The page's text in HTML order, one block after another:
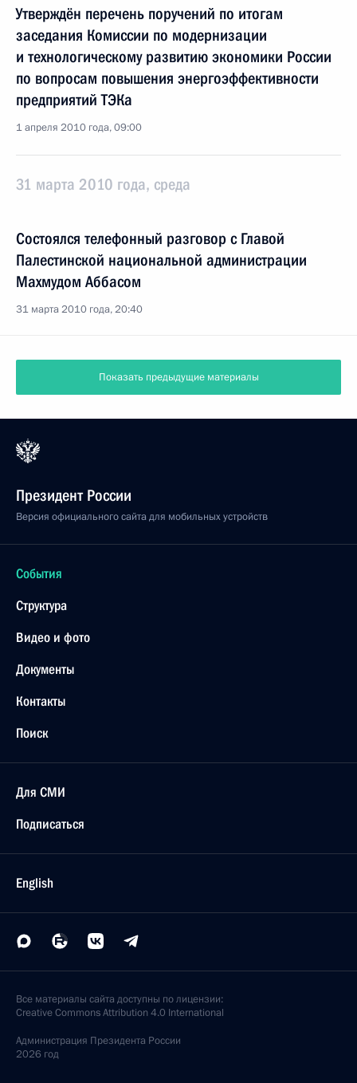
Утверждён перечень поручений по итогам
заседания Комиссии по модернизации
и технологическому развитию экономики России
по вопросам повышения энергоэффективности
предприятий ТЭКа
1 апреля 2010 года, 09:00
31 марта 2010 года, среда
Состоялся телефонный разговор с Главой
Палестинской национальной администрации
Махмудом Аббасом
31 марта 2010 года, 20:40
Показать предыдущие материалы
Президент России
Версия официального сайта для мобильных устройств
События
Структура
Видео и фото
Документы
Контакты
Поиск
Для СМИ
Подписаться
English
Все материалы сайта доступны по лицензии:
Creative Commons Attribution 4.0 International
Администрация Президента России
2026 год